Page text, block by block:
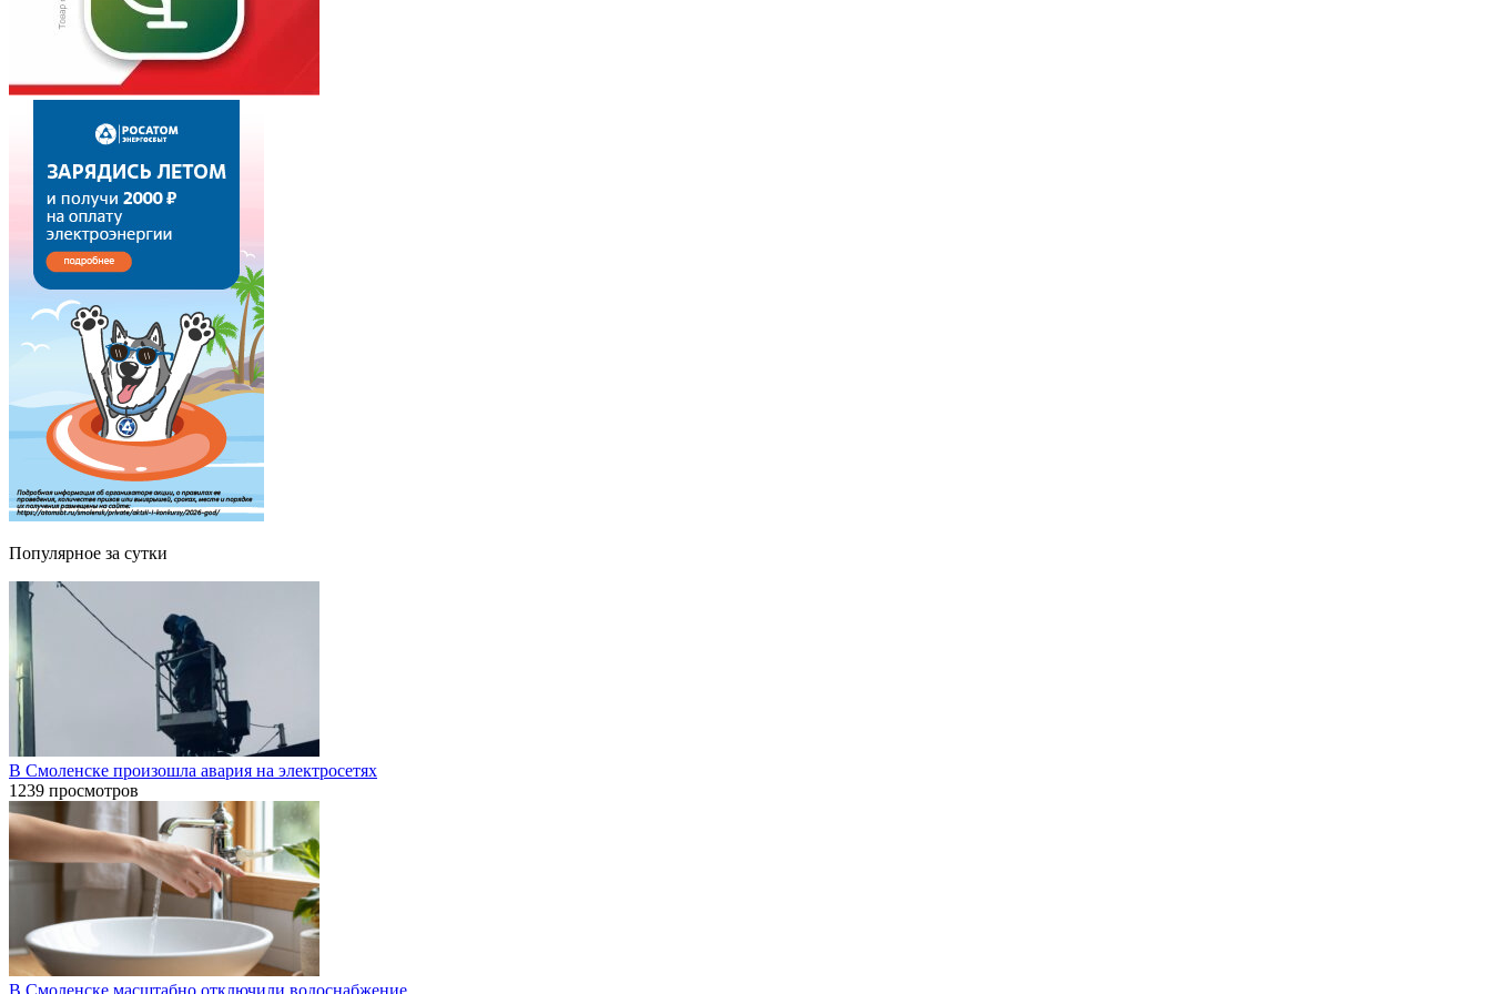
Популярное за сутки
В Смоленске произошла авария на электросетях
1239 просмотров
В Смоленске масштабно отключили водоснабжение